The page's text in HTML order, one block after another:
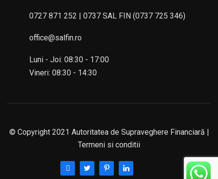
0727 871 252 | 0737 SAL FIN (0737 725 346)
office@salfin.ro
Luni - Joi: 08:30 - 17:00
Vineri: 08:30 - 14:30
© Copyright 2021 Autoritatea de Supraveghere Financiară |
Termeni si conditii